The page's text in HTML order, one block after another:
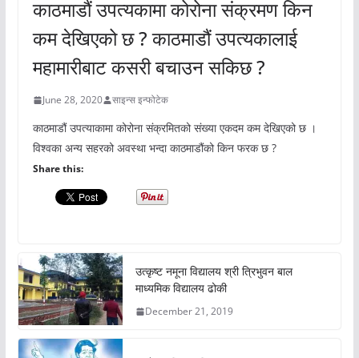
काठमाडौं उपत्यकामा कोरोना संक्रमण किन
कम देखिएको छ ? काठमाडौं उपत्यकालाई
महामारीबाट कसरी बचाउन सकिछ ?
June 28, 2020 साइन्स इन्फोटेक
काठमाडौं उपत्याकामा कोरोना संक्रमितको संख्या एकदम कम देखिएको छ ।
विश्वका अन्य सहरको अवस्था भन्दा काठमाडौंको किन फरक छ ?
Share this:
उत्कृष्ट नमूना विद्यालय श्री त्रिभुवन बाल
माध्यमिक विद्यालय ढोकी
December 21, 2019